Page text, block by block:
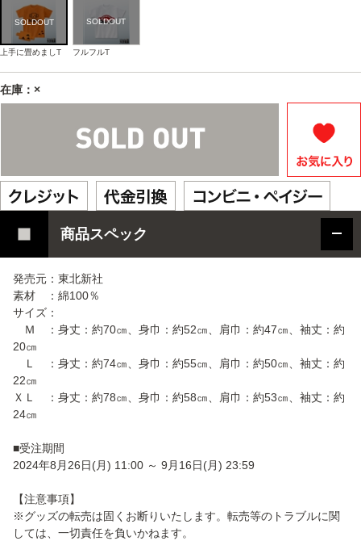
上手に畳めましT フルフルT
在庫：×
商品スペック
発売元：東北新社
素材 ：綿100％
サイズ：
Ｍ ：身丈：約70㎝、身巾：約52㎝、肩巾：約47㎝、袖丈：約
20㎝
Ｌ ：身丈：約74㎝、身巾：約55㎝、肩巾：約50㎝、袖丈：約
22㎝
ＸＬ ：身丈：約78㎝、身巾：約58㎝、肩巾：約53㎝、袖丈：約
24㎝
■受注期間
2024年8月26日(月) 11:00 ～ 9月16日(月) 23:59
【注意事項】
※グッズの転売は固くお断りいたします。転売等のトラブルに関
しては、一切責任を負いかねます。